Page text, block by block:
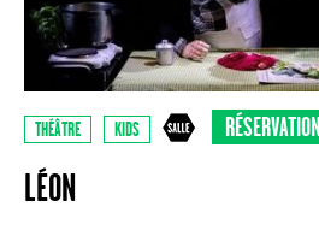
THÉÂTRE KIDS RÉSERVATION
LÉON